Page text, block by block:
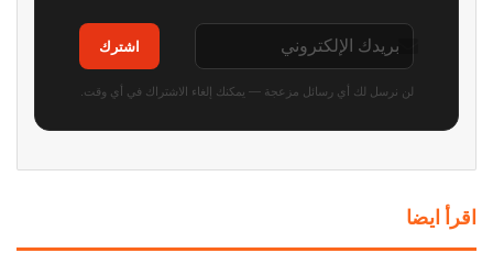
اشترك
لن نرسل لك أي رسائل مزعجة — يمكنك إلغاء الاشتراك في أي وقت.
اقرأ ايضا